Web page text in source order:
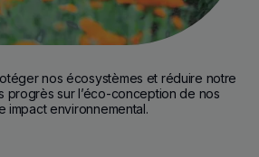
nos écosystèmes et réduire notre
progrès sur l’éco-conception de nos
impact environnemental.